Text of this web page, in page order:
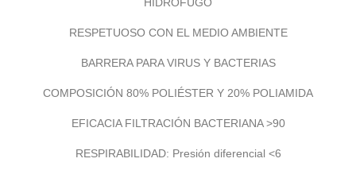
HIDRÓFUGO
RESPETUOSO CON EL MEDIO AMBIENTE
BARRERA PARA VIRUS Y BACTERIAS
COMPOSICIÓN 80% POLIÉSTER Y 20% POLIAMIDA
EFICACIA FILTRACIÓN BACTERIANA >90
RESPIRABILIDAD: Presión diferencial <6